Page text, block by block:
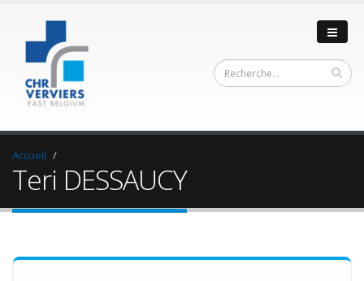
Accueil
Teri DESSAUCY